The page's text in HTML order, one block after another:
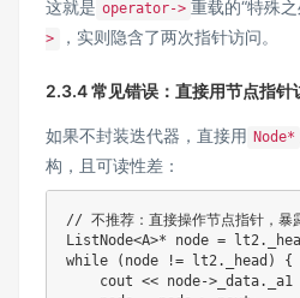
这就是 operator-> 重载的“特殊
>
，实则隐含了两次指针访问。
2.3.4 常见错误：直接用节点指针
如果不封装迭代器，直接用 Node*
构，且可读性差：
// 不推荐：直接操作节点指针，暴
ListNode<A>* node = lt2.
while
( node != lt2. _head )
{
    cout
<< node-> _data. _a1